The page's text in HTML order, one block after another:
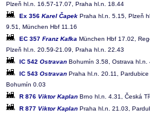
Plzeň hl.n. 16.57-17.07, Praha hl.n. 18.44
Ex 356 Karel Čapek Praha hl.n. 5.15, Plzeň
9.51, München Hbf 11.16
EC 357 Franz Kafka München Hbf 17.02,
Plzeň hl.n. 20.59-21.09, Praha hl.n. 22.43
IC 542 Ostravan Bohumín 3.58, Ostrava
IC 543 Ostravan Praha hl.n. 20.11,
Bohumín 0.03
R 876 Viktor Kaplan Brno hl.n. 4.31, Česká
R 877 Viktor Kaplan Praha hl.n. 21.03,